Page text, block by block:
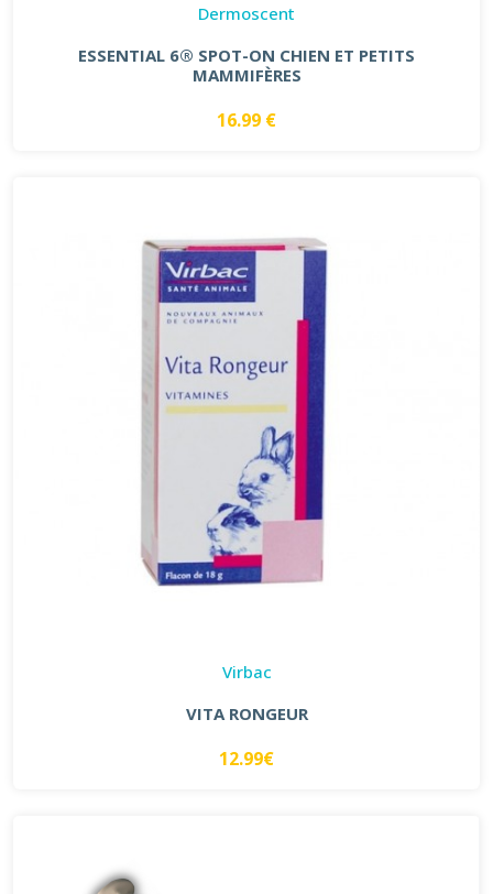
Dermoscent
ESSENTIAL 6® SPOT-ON CHIEN ET PETITS
MAMMIFÈRES
16.99 €
Virbac
VITA RONGEUR
12.99€